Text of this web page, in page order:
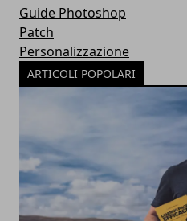
Guide Photoshop
Patch
Personalizzazione
ARTICOLI POPOLARI